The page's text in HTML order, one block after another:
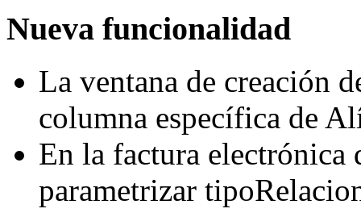
Nueva funcionalidad
La ventana de creación
columna específica de
En la factura electrónica
parametrizar